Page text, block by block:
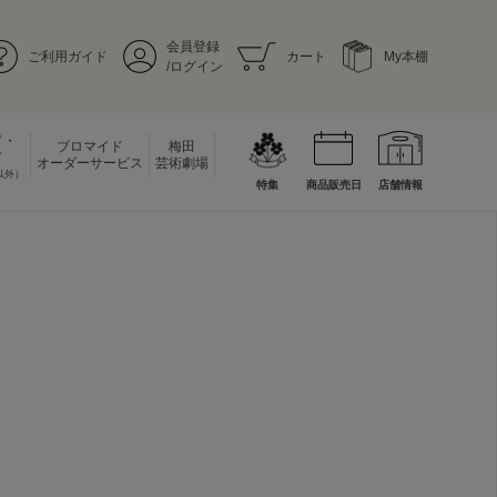
ご利用ガイド
会員登録
/ログイン
カート My本棚
）
ブロマイド
オーダーサービス
梅田
芸術劇場
特集 商品販売日 店舗情報